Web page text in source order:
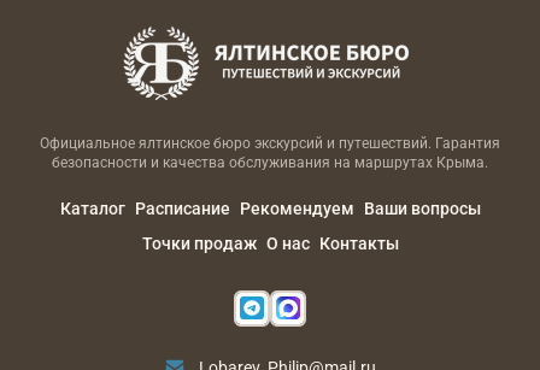
Официальное ялтинское бюро экскурсий и путешествий. Гарантия
безопасности и качества обслуживания на маршрутах Крыма.
Каталог Расписание Рекомендуем
Ваши вопросы
Точки продаж О нас Контакты